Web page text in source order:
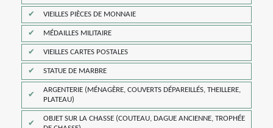
VIEILLES PIÈCES DE MONNAIE
MÉDAILLES MILITAIRE
VIEILLES CARTES POSTALES
STATUE DE MARBRE
ARGENTERIE (MÉNAGÈRE, COUVERTS DÉPAREILLÉS, THEILLERE,
PLATEAU)
OBJET SUR LA CHASSE (COUTEAU, DAGUE ANCIENNE, TROPHÉE